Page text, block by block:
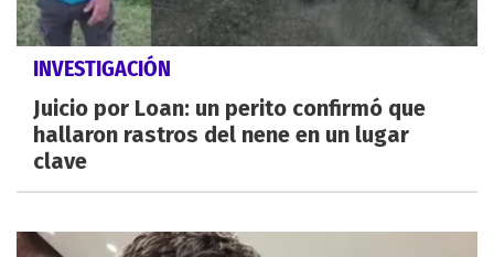
INVESTIGACIÓN
Juicio por Loan: un perito confirmó que
hallaron rastros del nene en un lugar
clave